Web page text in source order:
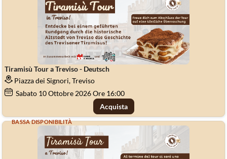
Tiramisù Tour a Treviso - Deutsch
Piazza dei Signori, Treviso
Sabato 10Ottobre 2026Ore 16:00
Acquista
BASSA DISPONIBILITÀ